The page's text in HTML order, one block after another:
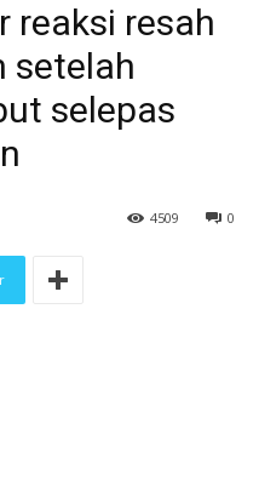
reaksi resah
setelah
selepas
0
4509